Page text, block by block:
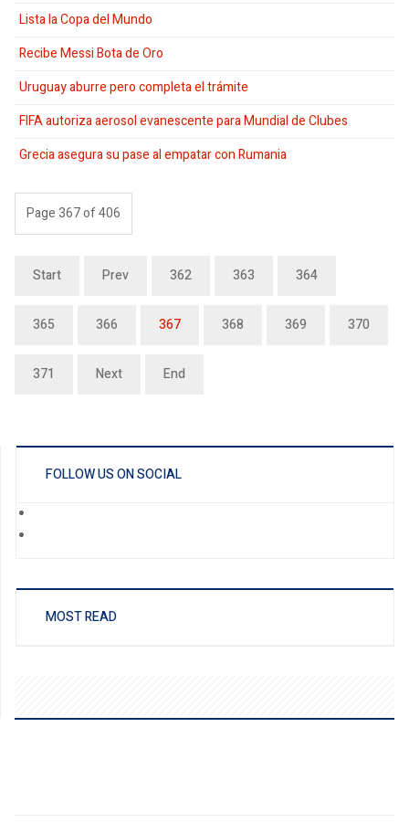
Lista la Copa del Mundo
Recibe Messi Bota de Oro
Uruguay aburre pero completa el trámite
FIFA autoriza aerosol evanescente para Mundial de Clubes
Grecia asegura su pase al empatar con Rumania
Page 367 of 406
Start Prev 362 363 364
365 366 367 368 369 370
371 Next End
FOLLOW US ON SOCIAL
MOST READ